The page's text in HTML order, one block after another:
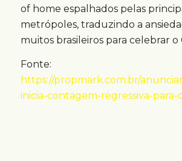
of home espalhados pelas
metrópoles, traduzindo a
muitos brasileiros para celebrar o
Fonte:
https://propmark.com.br/
inicia-contagem-regressiva-para-